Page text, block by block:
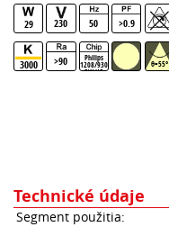
29 230 50 >0.9
3000 >90
Philips
1208/930
PW HE
θ=55°
Technické údaje
Segment použitia: